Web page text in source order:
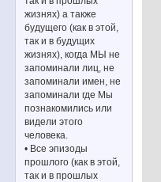
жизнях) а также
будущего (как в этой,
так и в будущих
жизнях), когда МЫ не
запоминали лиц, не
запоминали имен, не
запоминали где Мы
познакомились или
видели этого
человека.
• Все эпизоды
прошлого (как в этой,
так и в прошлых